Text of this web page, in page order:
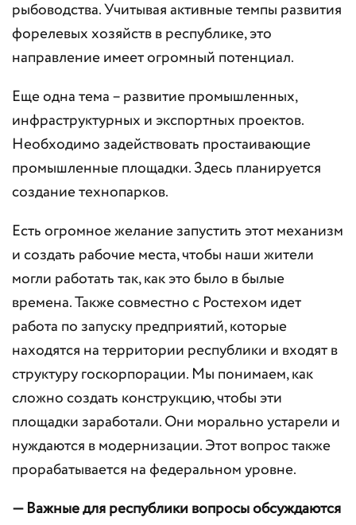
рыбоводства. Учитывая активные темпы развития
форелевых хозяйств в республике, это
направление имеет огромный потенциал.
Еще одна тема – развитие промышленных,
инфраструктурных и экспортных проектов.
Необходимо задействовать простаивающие
промышленные площадки. Здесь планируется
создание технопарков.
Есть огромное желание запустить этот механизм
и создать рабочие места, чтобы наши жители
могли работать так, как это было в былые
времена. Также совместно с Ростехом идет
работа по запуску предприятий, которые
находятся на территории республики и входят в
структуру госкорпорации. Мы понимаем, как
сложно создать конструкцию, чтобы эти
площадки заработали. Они морально устарели и
нуждаются в модернизации. Этот вопрос также
прорабатывается на федеральном уровне.
— Важные для республики вопросы обсуждаются